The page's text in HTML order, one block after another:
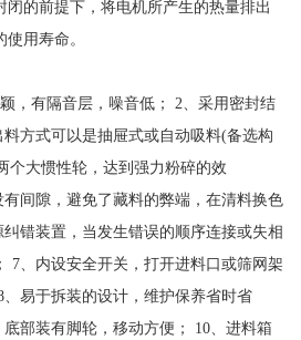
闭的前提下，将电机所产生的热量排出
用寿命。
，有隔音层，噪音低； 2、采用密封结
方式可以是抽屉式或自动吸料(备选构
个大惯性轮，达到强力粉碎的效
间隙，避免了藏料的弊端，在清料换色
错装置，当发生错误的顺序连接或失相
7、内设安全开关，打开进料口或筛网架
易于拆装的设计，维护保养省时省
部装有脚轮，移动方便； 10、进料箱